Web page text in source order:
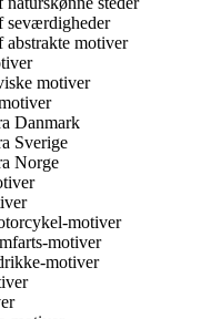
seværdigheder
motiver
motiver
Danmark
Sverige
Norge
motiver
motiver
motiver